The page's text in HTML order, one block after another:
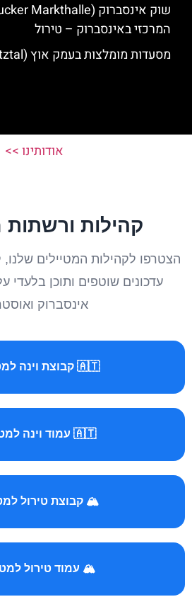
המרכזי באינסברוק – טירול
מסעדות מומלצות בעמק אוץ (Ötztal)
אודותינו >>
קהילות ורשתות
הצטרפו לקהילות המטיילים
עדכונים שוטפים ותוכן בלעדי
אינסברוק
🇦🇹 קבוצת וינה למטיילים
🇦🇹 עמוד וינה למטיילים
🏔️ קבוצת טירול
🏔️ עמוד טירול